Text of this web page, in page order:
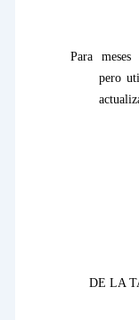
Para meses
pero
DELA